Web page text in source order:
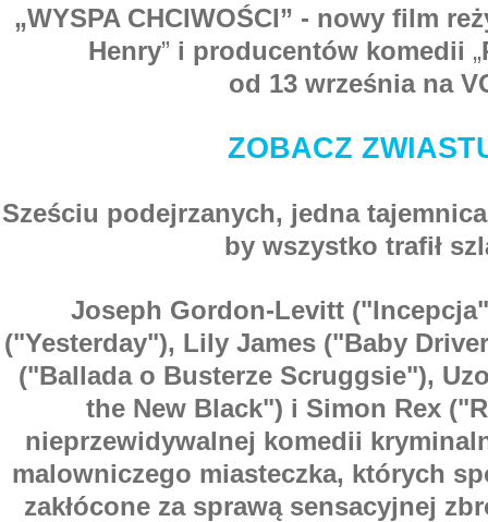
„WYSPA CHCIWOŚCI” - nowy film
Henry” i producentów komedii „
od 13 września na
ZOBACZ
Sześciu podejrzanych, jedna
by wszystko trafił
Joseph Gordon-Levitt
("Yesterday"), Lily James ("Baby
("Ballada o Busterze Scruggsie"),
the New Black") i Simon Rex
nieprzewidywalnej komedii
malowniczego miasteczka, których
zakłócone za sprawą sensacyjnej